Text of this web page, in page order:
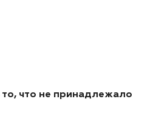
то, что не принадлежало